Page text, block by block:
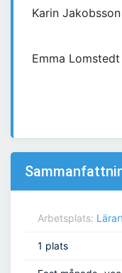
Karin Jakobsson
Emma Lomstedt
Arbetsplats:
1 plats